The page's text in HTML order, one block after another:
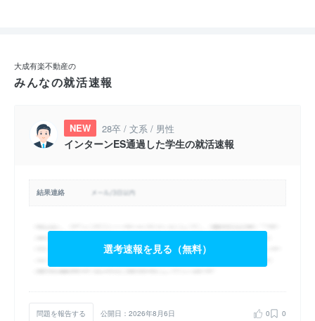
大成有楽不動産の
みんなの就活速報
NEW 28卒 / 文系 / 男性
インターンES通過した学生の就活速報
結果連絡
選考速報を見る（無料）
問題を報告する 公開日：2026年8月6日 0 0